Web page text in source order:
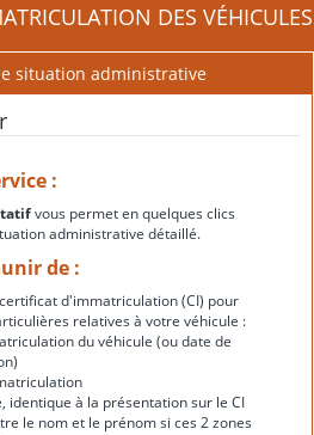
DES VÉHICULES
situation administrative
:
vous permet en quelques clics
administrative détaillé.
de :
d'immatriculation (CI) pour
relatives à votre véhicule :
du véhicule (ou date de
identique à la présentation sur le CI
le nom et le prénom si ces 2 zones